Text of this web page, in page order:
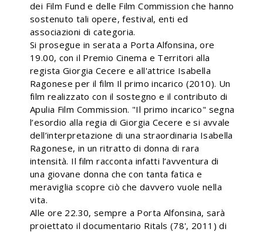
dei Film Fund e delle Film Commission che hanno
sostenuto tali opere, festival, enti ed
associazioni di categoria.
Si prosegue in serata a Porta Alfonsina, ore
19.00, con il Premio Cinema e Territori alla
regista Giorgia Cecere e all'attrice Isabella
Ragonese per il film Il primo incarico (2010). Un
film realizzato con il sostegno e il contributo di
Apulia Film Commission. "Il primo incarico" segna
l’esordio alla regia di Giorgia Cecere e si avvale
dell’interpretazione di una straordinaria Isabella
Ragonese, in un ritratto di donna di rara
intensità. Il film racconta infatti l’avventura di
una giovane donna che con tanta fatica e
meraviglia scopre ciò che davvero vuole nella
vita.
Alle ore 22.30, sempre a Porta Alfonsina, sarà
proiettato il documentario Ritals (78', 2011) di